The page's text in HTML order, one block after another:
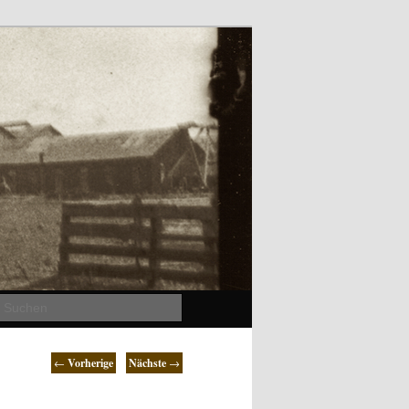
← Vorherige Nächste →